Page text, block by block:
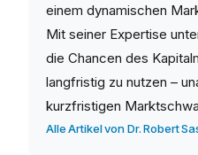
einem dynamischen
Mit seiner Expertise
die Chancen des
langfristig zu nutzen –
kurzfristigen
Alle Artikel von Dr. Robert